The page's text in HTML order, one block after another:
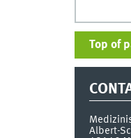
Top of
Albert-